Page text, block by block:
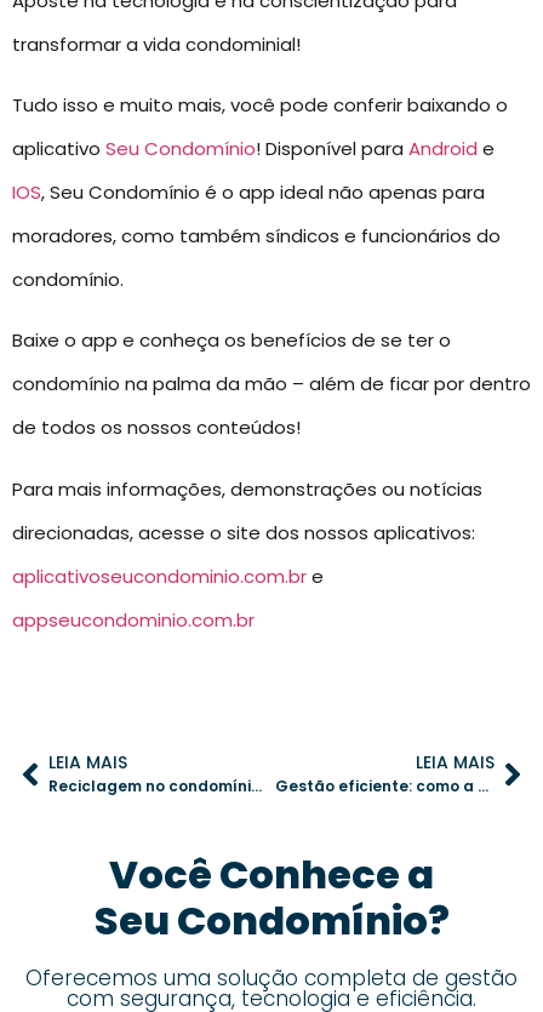
transformar a vida condominial!
Tudo isso e muito mais, você pode conferir baixando o
aplicativo Seu Condomínio! Disponível para Android e
IOS, Seu Condomínio é o app ideal não apenas para
moradores, como também síndicos e funcionários do
condomínio.
Baixe o app e conheça os benefícios de se ter o
condomínio na palma da mão – além de ficar por dentro
de todos os nossos conteúdos!
Para mais informações, demonstrações ou notícias
direcionadas, acesse o site dos nossos aplicativos:
aplicativoseucondominio.com.bre
appseucondominio.com.br
LEIA MAIS
Reciclagem no condomínio: estratégias eficazes para engajar os moradores
LEIA MAIS
Gestão eficiente: como a tecnologia pode transformar a administração condominial
Você Conhece a
Seu Condomínio?
Oferecemos uma solução completa de gestão
com segurança, tecnologia e eficiência.